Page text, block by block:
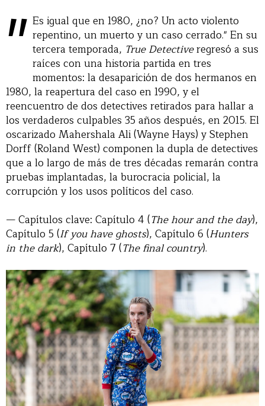
" Es igual que en 1980, ¿no? Un acto violento
repentino, un muerto y un caso cerrado." En su
tercera temporada, True Detectiveregresó a sus
raíces con una historia partida en tres
momentos: la desaparición de dos hermanos en
1980, la reapertura del caso en 1990, y el
reencuentro de dos detectives retirados para hallar a
los verdaderos culpables 35 años después, en 2015. El
oscarizado Mahershala Ali (Wayne Hays) y Stephen
Dorff (Roland West) componen la dupla de detectives
que a lo largo de más de tres décadas remarán contra
pruebas implantadas, la burocracia policial, la
corrupción y los usos políticos del caso.
— Capítulos clave: Capítulo 4 (The hour and the day),
Capítulo 5 (If you have ghosts), Capítulo 6 (Hunters
in the dark), Capítulo 7 (The final country).